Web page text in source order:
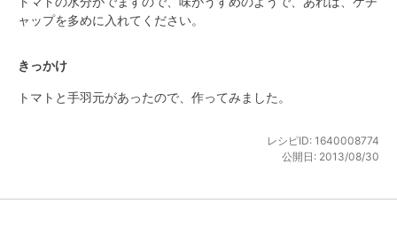
ャップを多めに入れてください。
きっかけ
トマトと手羽元があったので、作ってみました。
レシピID: 1640008774
公開日: 2013/08/30